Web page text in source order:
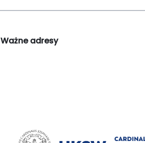
Ważne adresy